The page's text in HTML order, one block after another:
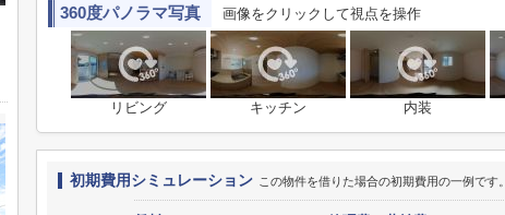
360度パノラマ写真 画像をクリックして視点を操作
リビング キッチン 内装
初期費用シミュレーション この物件を借りた場合の初期費用の一例です。